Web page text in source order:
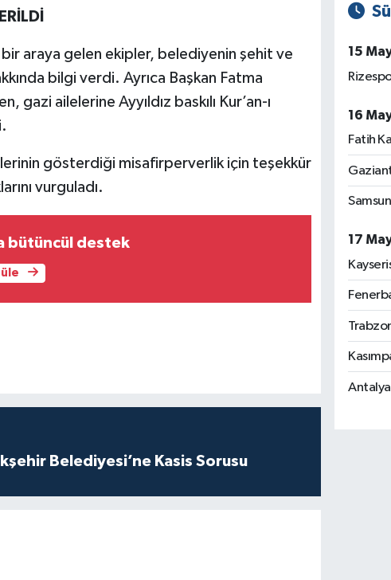
araya gelen ekipler, belediyenin şehit ve
bilgi verdi. Ayrıca Başkan Fatma
gazi ailelerine Ayyıldız baskılı Kur’an-ı
gösterdiği misafirperverlik için teşekkür
vurguladı.
bütüncül destek
Belediyesi’ne Kasis Sorusu
15
16
Fatih
17